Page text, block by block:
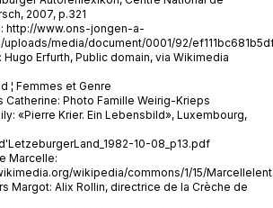
2007, p.321
http://www.ons-jongen-a-
uploads/media/document/0001/92/
Hugo Erfurth, Public domain, via Wikimedia
¦ Femmes et Genre
Catherine: Photo Famille Weirig-Krieps
«Pierre Krier. Ein Lebensbild», Luxembourg,
10-08_p13.pdf
Marcelle:
wikipedia/commons/1/15/
Margot: Alix Rollin, directrice de la Crèche de